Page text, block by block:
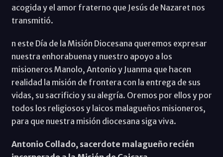
acogida y el amor fraterno que Jesús de Nazaret nos
transmitió.
n este Día de la Misión Diocesana queremos expresar
nuestra enhorabuena y nuestro apoyo a los
misioneros Manolo, Antonio y Juanma que hacen
realidad la misión de frontera con la entrega de sus
vidas, su sacrificio y su alegría. Oremos por ellos y por
todos los religiosos y laicos malagueños misioneros,
para que nuestra misión diocesana siga viva.
Antonio Collado, sacerdote malagueño recién